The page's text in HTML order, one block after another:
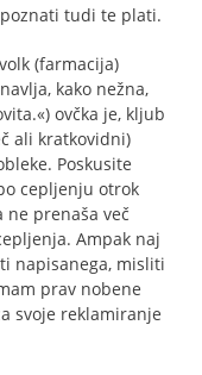
tudi te plati.
(farmacija)
kako nežna,
ovčka je, kljub
ali kratkovidni)
Poskusite
cepljenju otrok
prenaša več
Ampak naj
napisanega, misliti
prav nobene
svoje reklamiranje